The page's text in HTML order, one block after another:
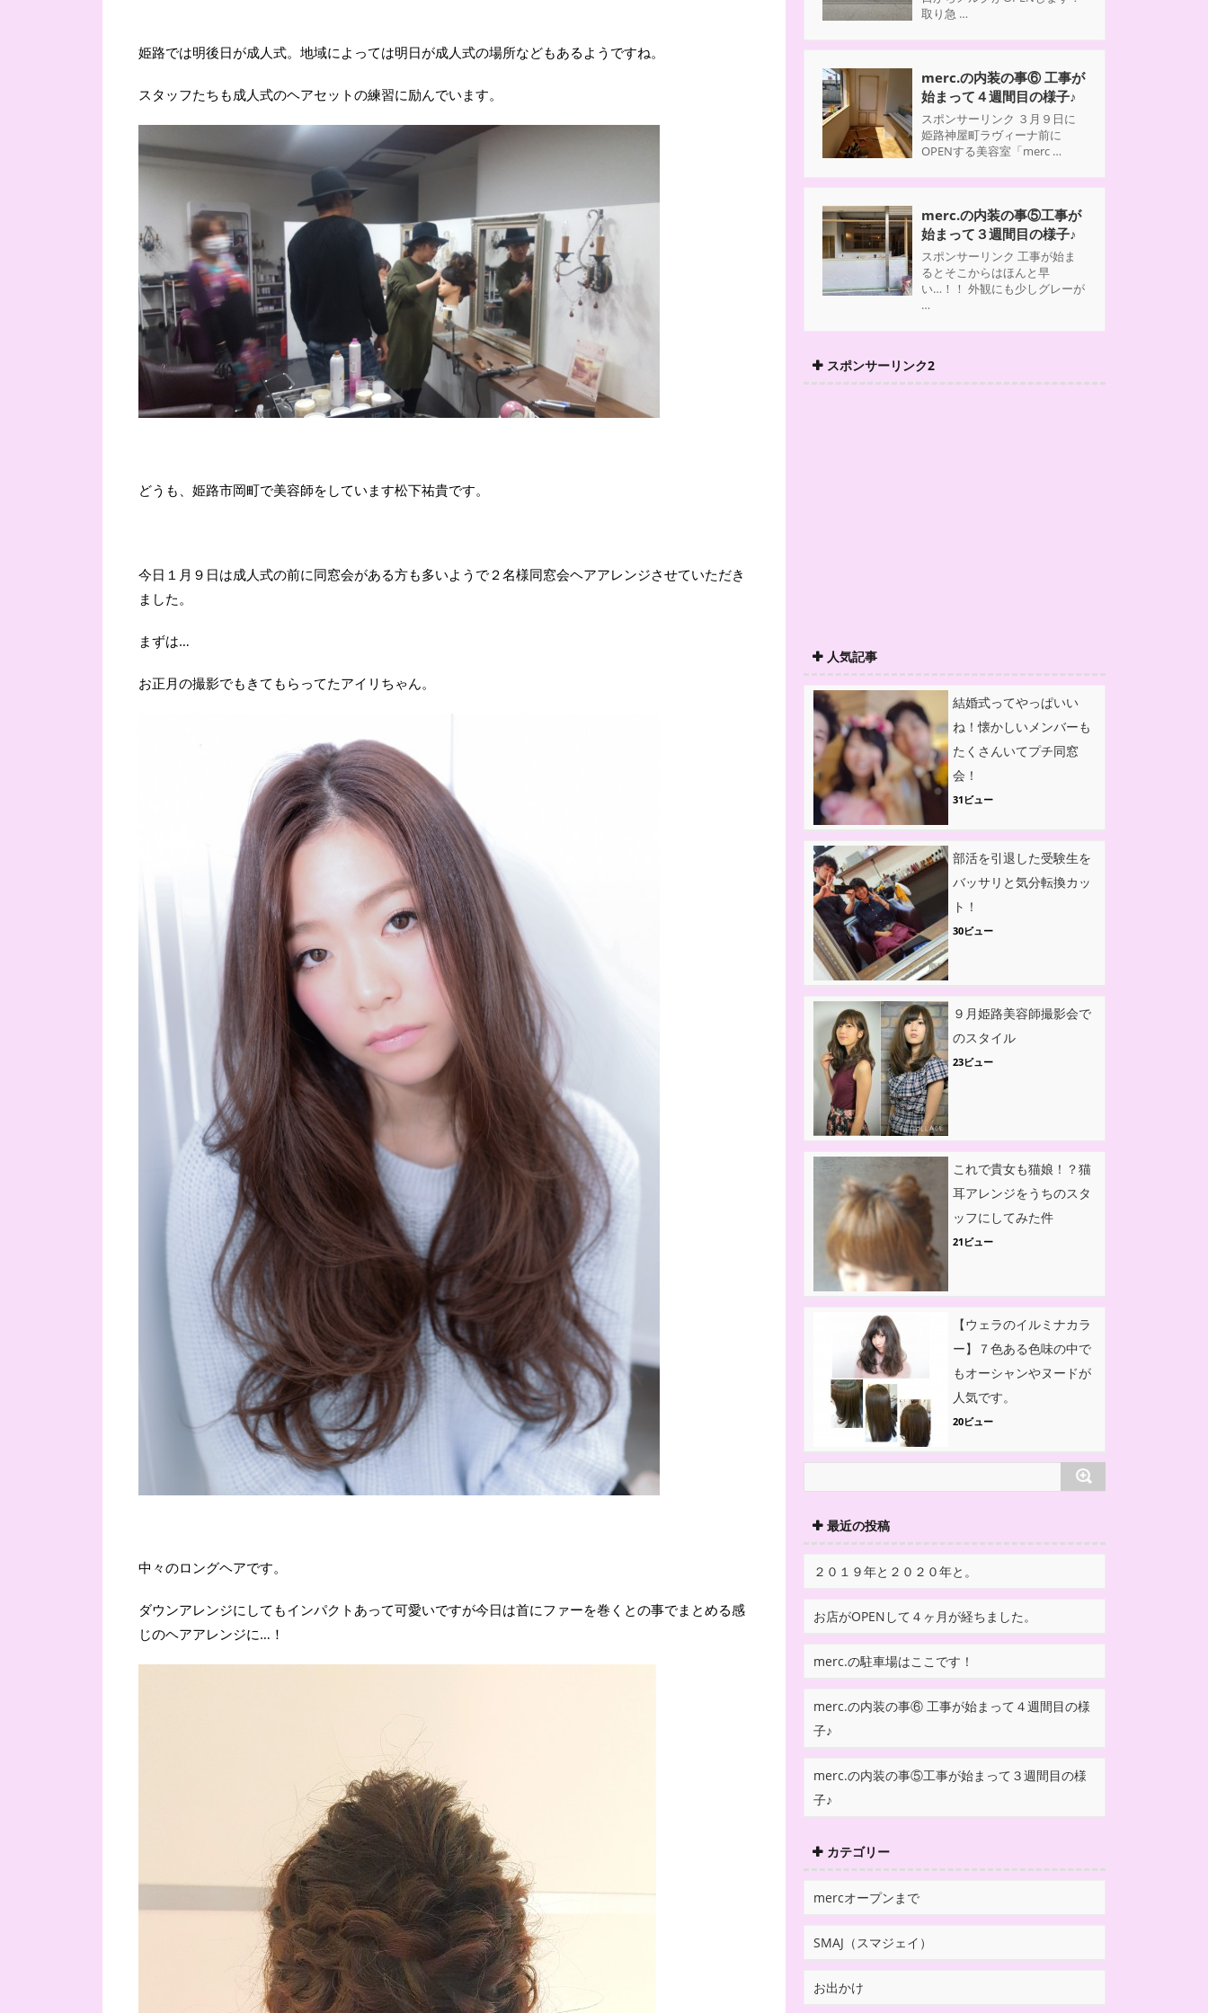
姫路では明後日が成人式。地域によっては明日が成人式の場所などもあるようですね。
スタッフたちも成人式のヘアセットの練習に励んでいます。
どうも、姫路市岡町で美容師をしています松下祐貴です。
今日１月９日は成人式の前に同窓会がある方も多いようで２名様同窓会ヘアアレンジさせていただき
ました。
まずは…
お正月の撮影でもきてもらってたアイリちゃん。
中々のロングヘアです。
ダウンアレンジにしてもインパクトあって可愛いですが今日は首にファーを巻くとの事でまとめる感
じのヘアアレンジに…！
取り急 …
merc.の内装の事⑥ 工事が
始まって４週間目の様子♪
スポンサーリンク ３月９日に
姫路神屋町ラヴィーナ前に
OPENする美容室「merc …
merc.の内装の事⑤工事が
始まって３週間目の様子♪
スポンサーリンク 工事が始ま
るとそこからはほんと早
い…！！ 外観にも少しグレーが
…
スポンサーリンク2
人気記事
結婚式ってやっぱいい
ね！懐かしいメンバーも
たくさんいてプチ同窓
会！
31ビュー
部活を引退した受験生を
バッサリと気分転換カッ
ト！
30ビュー
９月姫路美容師撮影会で
のスタイル
23ビュー
これで貴女も猫娘！？猫
耳アレンジをうちのスタ
ッフにしてみた件
21ビュー
【ウェラのイルミナカラ
ー】７色ある色味の中で
もオーシャンやヌードが
人気です。
20ビュー
最近の投稿
２０１９年と２０２０年と。
お店がOPENして４ヶ月が経ちました。
merc.の駐車場はここです！
merc.の内装の事⑥ 工事が始まって４週間目の様
子♪
merc.の内装の事⑤工事が始まって３週間目の様
子♪
カテゴリー
mercオープンまで
SMAJ（スマジェイ）
お出かけ